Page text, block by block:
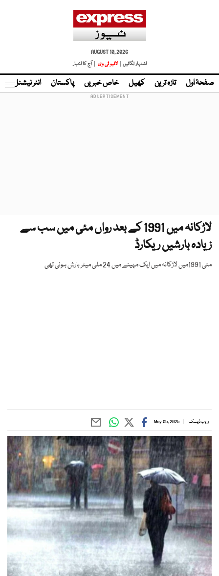
AUGUST 10, 2026
اشتہار لگائیں |
لائیو ٹی وی | آج کا اخبار
صفحۂ اول تازہ ترین کھیل خاص خبریں پاکستان انٹر نیشنل
لاڑکانہ میں 1991 کے بعد رواں مئی میں سب سے
زیادہ بارشیں ریکارڈ
مئی 1991میں لاڑکانہ میں ایک مہینے میں 24 ملی میٹر بارش ہوئی تھی
ویب ڈیسک May 05, 2025